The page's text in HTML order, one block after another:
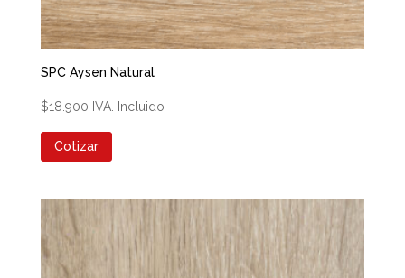
SPC Aysen Natural
$18.900 IVA. Incluido
Cotizar